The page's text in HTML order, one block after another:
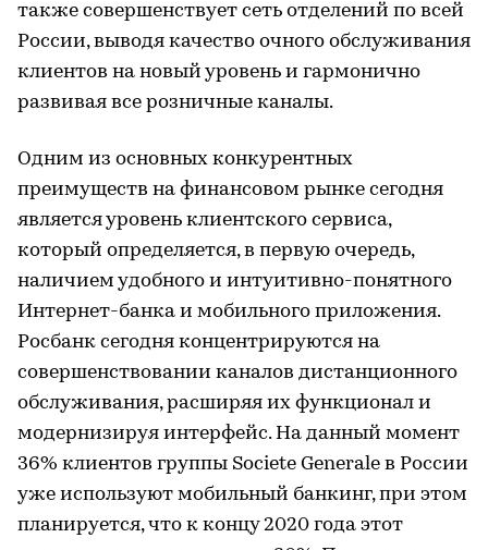
также совершенствует сеть отделений по всей
России, выводя качество очного обслуживания
клиентов на новый уровень и гармонично
развивая все розничные каналы.
Одним из основных конкурентных
преимуществ на финансовом рынке сегодня
является уровень клиентского сервиса,
который определяется, в первую очередь,
наличием удобного и интуитивно-понятного
Интернет-банка и мобильного приложения.
Росбанк сегодня концентрируются на
совершенствовании каналов дистанционного
обслуживания, расширяя их функционал и
модернизируя интерфейс. На данный момент
36% клиентов группы Societe Generale в России
уже используют мобильный банкинг, при этом
планируется, что к концу 2020 года этот